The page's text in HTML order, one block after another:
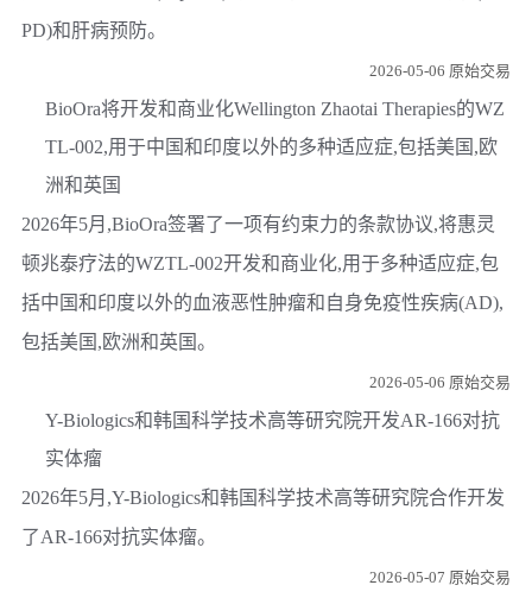
PD)和肝病预防。
2026-05-06 原始交易
BioOra将开发和商业化Wellington Zhaotai Therapies的WZ
TL-002,用于中国和印度以外的多种适应症,包括美国,欧
洲和英国
2026年5月,BioOra签署了一项有约束力的条款协议,将惠灵
顿兆泰疗法的WZTL-002开发和商业化,用于多种适应症,包
括中国和印度以外的血液恶性肿瘤和自身免疫性疾病(AD),
包括美国,欧洲和英国。
2026-05-06 原始交易
Y-Biologics和韩国科学技术高等研究院开发AR-166对抗
实体瘤
2026年5月,Y-Biologics和韩国科学技术高等研究院合作开发
了AR-166对抗实体瘤。
2026-05-07 原始交易